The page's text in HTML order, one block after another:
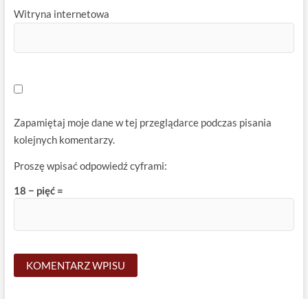
Witryna internetowa
Zapamiętaj moje dane w tej przeglądarce podczas pisania
kolejnych komentarzy.
Proszę wpisać odpowiedź cyframi:
18 − pięć =